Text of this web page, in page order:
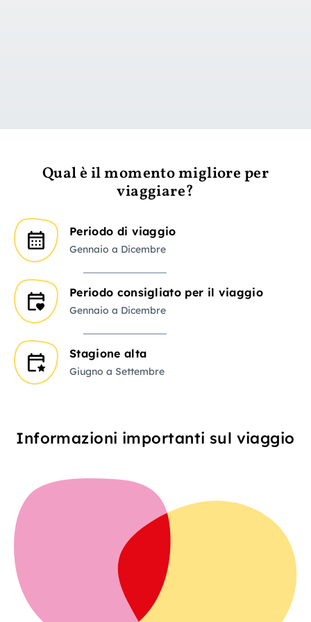
Qual è il momento migliore per
viaggiare?
Periodo di viaggio
Gennaio a Dicembre
Periodo consigliato per il viaggio
Gennaio a Dicembre
Stagione alta
Giugno a Settembre
Informazioni importanti sul viaggio